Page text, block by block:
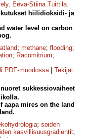
, Eeva-Stiina Tuittila.
hiilidioksidi- ja
water level on carbon
; methane; flooding;
; Racomitrium;
PDF-muodossa| Tekijät
sukkessiovaiheet
aapa mires on the land
; soiden
kasvillisuusgradientit;